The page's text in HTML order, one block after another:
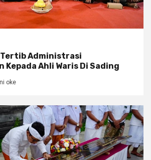
Administrasi
Kepada Ahli Waris Di Sading
oke